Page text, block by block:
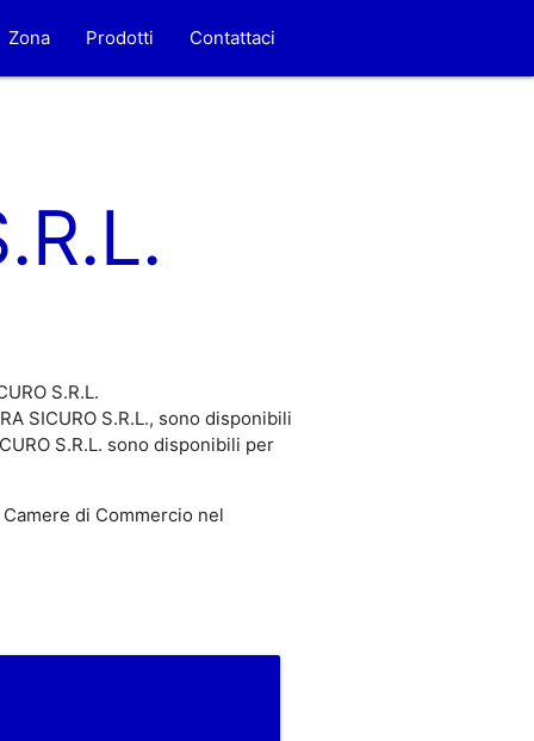
Zona Prodotti Contattaci
S.R.L.
SICURO S.R.L., sono disponibili
S.R.L. sono disponibili per
di Commercio nel